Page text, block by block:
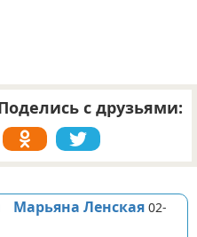
с друзьями:
Марьяна Ленская 02-